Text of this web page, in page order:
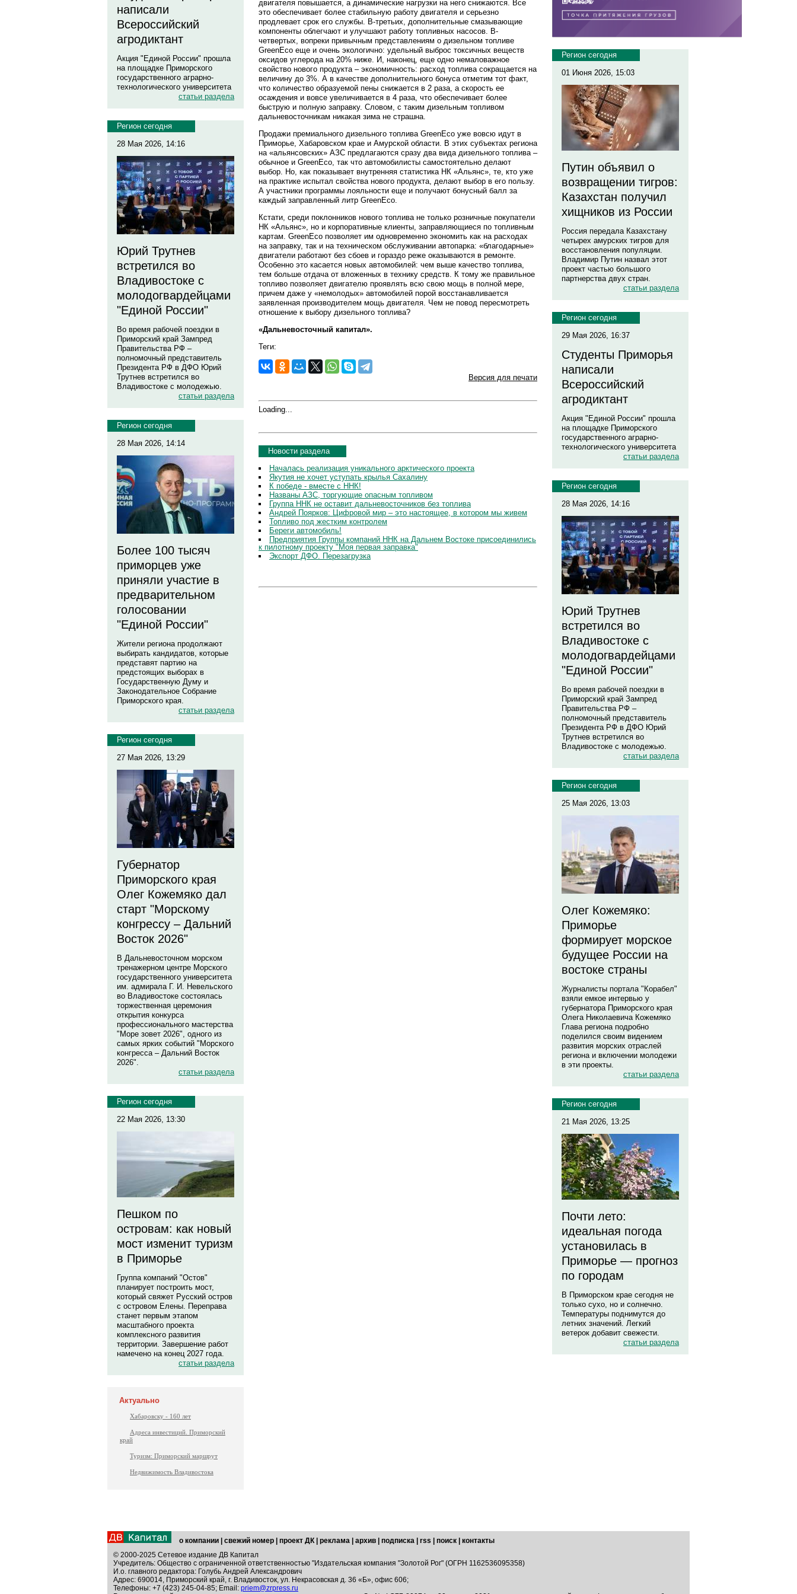
написали
Всероссийский
агродиктант
Акция "Единой России" прошла
на площадке Приморского
государственного аграрно-
технологического университета
статьи раздела
Регион сегодня
28 Мая 2026, 14:16
Юрий Трутнев
встретился во
Владивостоке с
молодогвардейцами
"Единой России"
Во время рабочей поездки в
Приморский край Зампред
Правительства РФ –
полномочный представитель
Президента РФ в ДФО Юрий
Трутнев встретился во
Владивостоке с молодежью.
статьи раздела
Регион сегодня
28 Мая 2026, 14:14
Более 100 тысяч
приморцев уже
приняли участие в
предварительном
голосовании
"Единой России"
Жители региона продолжают
выбирать кандидатов, которые
представят партию на
предстоящих выборах в
Государственную Думу и
Законодательное Собрание
Приморского края.
статьи раздела
Регион сегодня
27 Мая 2026, 13:29
Губернатор
Приморского края
Олег Кожемяко дал
старт "Морскому
конгрессу – Дальний
Восток 2026"
В Дальневосточном морском
тренажерном центре Морского
государственного университета
им. адмирала Г. И. Невельского
во Владивостоке состоялась
торжественная церемония
открытия конкурса
профессионального мастерства
"Море зовет 2026", одного из
самых ярких событий "Морского
конгресса – Дальний Восток
2026".
статьи раздела
Регион сегодня
22 Мая 2026, 13:30
Пешком по
островам: как новый
мост изменит туризм
в Приморье
Группа компаний "Остов"
планирует построить мост,
который свяжет Русский остров
с островом Елены. Переправа
станет первым этапом
масштабного проекта
комплексного развития
территории. Завершение работ
намечено на конец 2027 года.
статьи раздела
Актуально
Хабаровску - 160 лет
Адреса инвестиций. Приморский
край
Туризм: Приморский маршрут
Недвижимость Владивостока
двигателя повышается, а динамические нагрузки на него снижаются. Все
это обеспечивает более стабильную работу двигателя и серьезно
продлевает срок его службы. В-третьих, дополнительные смазывающие
компоненты облегчают и улучшают работу топливных насосов. В-
четвертых, вопреки привычным представлениям о дизельном топливе
GreenEco еще и очень экологично: удельный выброс токсичных веществ
оксидов углерода на 20% ниже. И, наконец, еще одно немаловажное
свойство нового продукта – экономичность: расход топлива сокращается на
величину до 3%. А в качестве дополнительного бонуса отметим тот факт,
что количество образуемой пены снижается в 2 раза, а скорость ее
осаждения и вовсе увеличивается в 4 раза, что обеспечивает более
быструю и полную заправку. Словом, с таким дизельным топливом
дальневосточникам никакая зима не страшна.
Продажи премиального дизельного топлива GreenEco уже вовсю идут в
Приморье, Хабаровском крае и Амурской области. В этих субъектах региона
на «альянсовских» АЗС предлагаются сразу два вида дизельного топлива –
обычное и GreenEco, так что автомобилисты самостоятельно делают
выбор. Но, как показывает внутренняя статистика НК «Альянс», те, кто уже
на практике испытал свойства нового продукта, делают выбор в его пользу.
А участники программы лояльности еще и получают бонусный балл за
каждый заправленный литр GreenEco.
Кстати, среди поклонников нового топлива не только розничные покупатели
НК «Альянс», но и корпоративные клиенты, заправляющиеся по топливным
картам. GreenEco позволяет им одновременно экономить как на расходах
на заправку, так и на техническом обслуживании автопарка: «благодарные»
двигатели работают без сбоев и гораздо реже оказываются в ремонте.
Особенно это касается новых автомобилей: чем выше качество топлива,
тем больше отдача от вложенных в технику средств. К тому же правильное
топливо позволяет двигателю проявлять всю свою мощь в полной мере,
причем даже у «немолодых» автомобилей порой восстанавливается
заявленная производителем мощь двигателя. Чем не повод пересмотреть
отношение к выбору дизельного топлива?
«Дальневосточный капитал».
Теги:
Версия для печати
Loading...
Новости раздела
Началась реализация уникального арктического проекта
Якутия не хочет уступать крылья Сахалину
К победе - вместе с ННК!
Названы АЗС, торгующие опасным топливом
Группа ННК не оставит дальневосточников без топлива
Андрей Поярков: Цифровой мир – это настоящее, в котором мы живем
Топливо под жестким контролем
Береги автомобиль!
Предприятия Группы компаний ННК на Дальнем Востоке присоединились
к пилотному проекту "Моя первая заправка"
Экспорт ДФО. Перезагрузка
Регион сегодня
01 Июня 2026, 15:03
Путин объявил о
возвращении тигров:
Казахстан получил
хищников из России
Россия передала Казахстану
четырех амурских тигров для
восстановления популяции.
Владимир Путин назвал этот
проект частью большого
партнерства двух стран.
статьи раздела
Регион сегодня
29 Мая 2026, 16:37
Студенты Приморья
написали
Всероссийский
агродиктант
Акция "Единой России" прошла
на площадке Приморского
государственного аграрно-
технологического университета
статьи раздела
Регион сегодня
28 Мая 2026, 14:16
Юрий Трутнев
встретился во
Владивостоке с
молодогвардейцами
"Единой России"
Во время рабочей поездки в
Приморский край Зампред
Правительства РФ –
полномочный представитель
Президента РФ в ДФО Юрий
Трутнев встретился во
Владивостоке с молодежью.
статьи раздела
Регион сегодня
25 Мая 2026, 13:03
Олег Кожемяко:
Приморье
формирует морское
будущее России на
востоке страны
Журналисты портала "Корабел"
взяли емкое интервью у
губернатора Приморского края
Олега Николаевича Кожемяко
Глава региона подробно
поделился своим видением
развития морских отраслей
региона и включении молодежи
в эти проекты.
статьи раздела
Регион сегодня
21 Мая 2026, 13:25
Почти лето:
идеальная погода
установилась в
Приморье — прогноз
по городам
В Приморском крае сегодня не
только сухо, но и солнечно.
Температуры поднимутся до
летних значений. Легкий
ветерок добавит свежести.
статьи раздела
о компании свежий номер проект ДК реклама архив подписка rss поиск
контакты
© 2000-2025 Сетевое издание ДВ Капитал
Учредитель: Общество с ограниченной ответственностью "Издательская компания "Золотой Рог" (ОГРН 1162536095358)
И.о. главного редактора: Голубь Андрей Александрович
Адрес: 690014, Приморский край, г. Владивосток, ул. Некрасовская д. 36 «Б», офис 606;
Телефоны: +7 (423) 245-04-85; Email: priem@zrpress.ru